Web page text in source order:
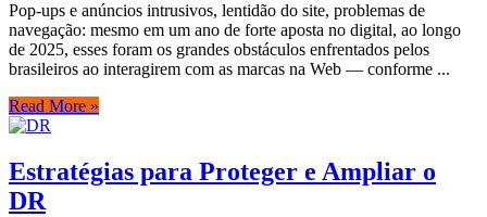
Pop-ups e anúncios intrusivos, lentidão do site, problemas de
navegação: mesmo em um ano de forte aposta no digital, ao longo
de 2025, esses foram os grandes obstáculos enfrentados pelos
brasileiros ao interagirem com as marcas na Web — conforme ...
Read More »
Estratégias para Proteger e Ampliar o
DR